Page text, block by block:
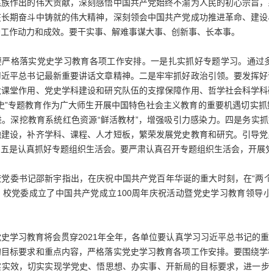
作出的伟大贡献，深刻感悟中国共产党始终不渝为人民的初心宗旨
期奋斗中铸就的伟大精神，深刻领会中国共产党成功推进革命、建
作动力和成效。要干实事、解难事谋大事、创新事、长本事。
严格落实党史学习教育各项工作安排。一是扎实抓好专题学习。通
平总书记最新重要讲话文章精神。二是牢牢抓好政治引领。要发挥
堂作用、党史学科建设和研究队伍的支撑保障作用、哲学社会科学
”专题教育作为广大师生开展中国特色社会主义教育的重要机遇切实
深挖教育系统红色资源“鲜活教材”，增强吸引力感染力。四是务实
设，补齐学科、课程、人才短板，繁荣发展党史教育和研究。引导
是认真抓好专题组织生活会。要严肃认真召开专题组织生活会，开展
委书记邵新宇指出，在庆祝中国共产党百年华诞的重大时刻，在“
校党委成立了中国共产党成立100周年庆祝活动暨党史学习教育领
学习教育将会贯穿2021年全年，各单位要认真学习习近平总书记的
标要求和重点内容，严格落实党史学习教育各项工作安排。要围绕
效，切实实现学党史、悟思想、办实事、开新局的目标要求，进一